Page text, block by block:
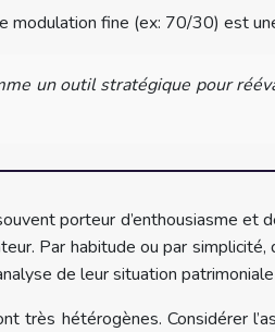
fine (ex: 70/30) est
un outil stratégique pour
porteur d’enthousiasme et
Par habitude ou par
de leur situation
très hétérogènes. Considérer